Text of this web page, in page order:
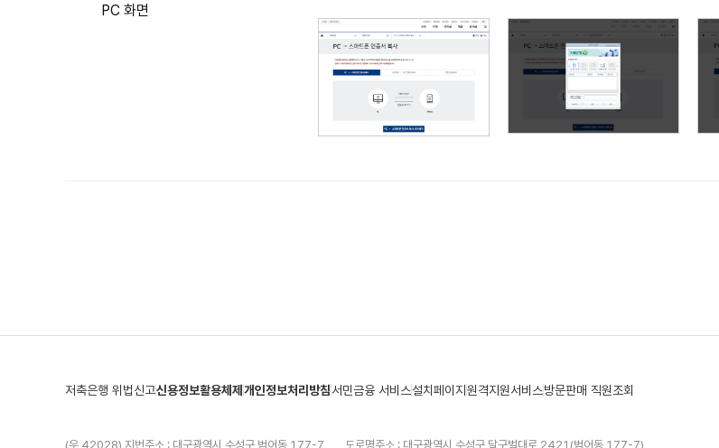
PC 화면
저축은행 위법신고신용정보활용체제 개인정보처리방침서민금융 서비스설치페이지 원격지원서비스방문판매 직원조회
(우 42028) 지번주소 : 대구광역시 수성구 범어동 177-7 도로명주소 : 대구광역시 수성구 달구벌대로 2421(범어동 177-7)